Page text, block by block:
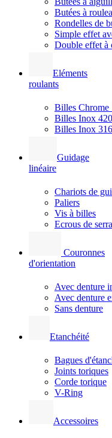
Butées à
Rondelles de
Simple effet
Double effet à
Eléments
roulants
Billes Chrome
Billes Inox 420
Billes Inox
Guidage
linéaire
Chariots de
Paliers
Vis à billes
Ecrous de
Couronnes
d'orientation
Avec denture
Avec denture
Sans denture
Etanchéité
Bagues
Joints toriques
Corde torique
V-Ring
Accessoires